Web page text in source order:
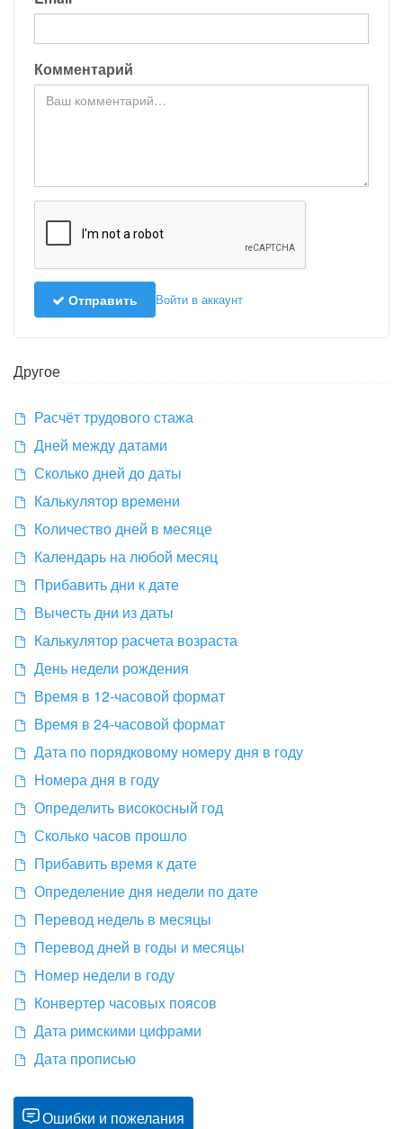
Комментарий
Отправить Войти в аккаунт
Другое
Расчёт трудового стажа
Дней между датами
Сколько дней до даты
Калькулятор времени
Количество дней в месяце
Календарь на любой месяц
Прибавить дни к дате
Вычесть дни из даты
Калькулятор расчета возраста
День недели рождения
Время в 12-часовой формат
Время в 24-часовой формат
Дата по порядковому номеру дня в году
Номера дня в году
Определить високосный год
Сколько часов прошло
Прибавить время к дате
Определение дня недели по дате
Перевод недель в месяцы
Перевод дней в годы и месяцы
Номер недели в году
Конвертер часовых поясов
Дата римскими цифрами
Дата прописью
Ошибки и пожелания